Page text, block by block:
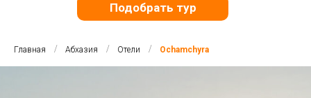
Подобрать тур
Главная / Абхазия / Отели / Ochamchyra